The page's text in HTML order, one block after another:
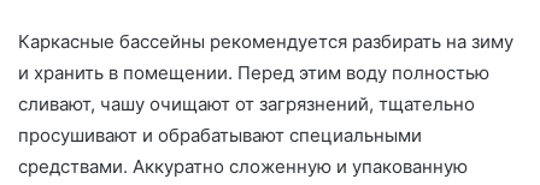
Каркасные бассейны рекомендуется разбирать на зиму
и хранить в помещении. Перед этим воду полностью
сливают, чашу очищают от загрязнений, тщательно
просушивают и обрабатывают специальными
средствами. Аккуратно сложенную и упакованную